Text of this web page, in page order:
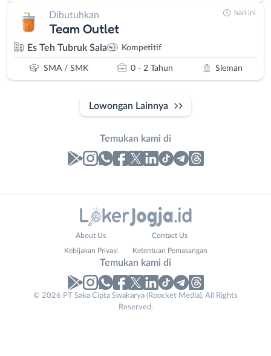
Dibutuhkan
Team Outlet
Es Teh Tubruk Sala Kompetitif
SMA / SMK 0 - 2 Tahun Sleman
hari ini
Lowongan Lainnya
Temukan kami di
No. Telp /
About Us Contact Us
Kebijakan Privasi Ketentuan Pemasangan
Temukan kami di
© 2026 PT Saka Cipta Swakarya (Roocket Media). All Rights
Reserved.